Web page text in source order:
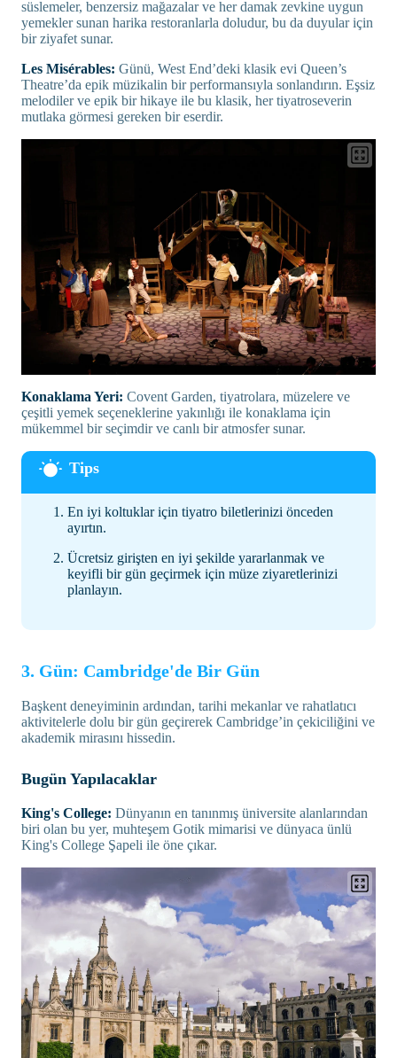
süslemeler, benzersiz mağazalar ve her damak zevkine uygun
yemekler sunan harika restoranlarla doludur, bu da duyular için
bir ziyafet sunar.
Les Misérables: Günü, West End’deki klasik evi Queen’s
Theatre’da epik müzikalin bir performansıyla sonlandırın. Eşsiz
melodiler ve epik bir hikaye ile bu klasik, her tiyatroseverin
mutlaka görmesi gereken bir eserdir.
Konaklama Yeri: Covent Garden, tiyatrolara, müzelere ve
çeşitli yemek seçeneklerine yakınlığı ile konaklama için
mükemmel bir seçimdir ve canlı bir atmosfer sunar.
En iyi koltuklar için tiyatro biletlerinizi önceden
ayırtın.
Ücretsiz girişten en iyi şekilde yararlanmak ve
keyifli bir gün geçirmek için müze ziyaretlerinizi
planlayın.
3. Gün: Cambridge'de Bir Gün
Başkent deneyiminin ardından, tarihi mekanlar ve rahatlatıcı
aktivitelerle dolu bir gün geçirerek Cambridge’in çekiciliğini ve
akademik mirasını hissedin.
Bugün Yapılacaklar
King's College: Dünyanın en tanınmış üniversite alanlarından
biri olan bu yer, muhteşem Gotik mimarisi ve dünyaca ünlü
King's College Şapeli ile öne çıkar.